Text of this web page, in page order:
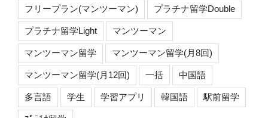
フリープラン(マンツーマン) プラチナ留学Double
プラチナ留学Light マンツーマン
マンツーマン留学 マンツーマン留学(月8回)
マンツーマン留学(月12回) 一括 中国語
多言語 学生 学習アプリ 韓国語 駅前留学